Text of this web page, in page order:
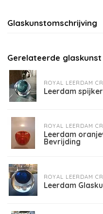
Glaskunstomschrijving
Gerelateerde glaskunst
ROYAL LEERDAM
Leerdam
ROYAL LEERDAM
Leerdam
Bevrijding
ROYAL LEERDAM
Leerdam